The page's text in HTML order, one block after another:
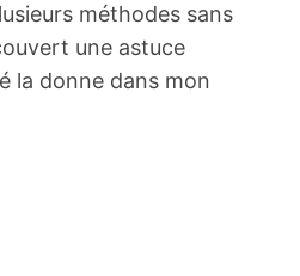
méthodes sans
une astuce
la donne dans mon